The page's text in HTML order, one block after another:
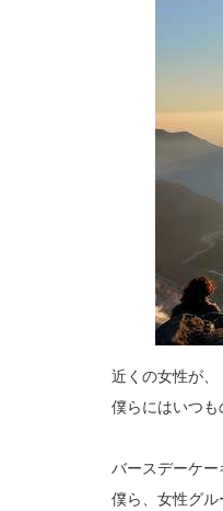
近くの女性が、
僕らにはいつも
バースデーケー
僕ら、女性グル